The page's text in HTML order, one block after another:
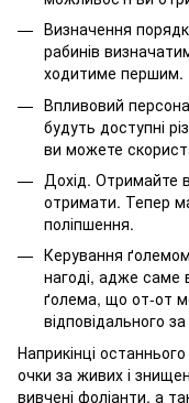
Визначення
рабинів
ходитиме першим.
Впливовий
будуть доступні
ви можете
Дохід. Отримайте
отримати. Тепер
поліпшення.
Керування
нагоді, адже саме
ґолема, що от-от
відповідального
Наприкінці
очки за живих і
вивчені фоліанти, а